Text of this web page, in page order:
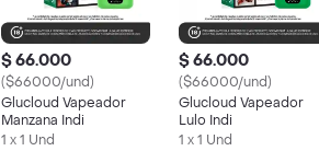
$ 66.000
($66000/und)
Glucloud Vapeador
Manzana Indi
1 x 1 Und
$ 66.000
($66000/und)
Glucloud Vapeador
Lulo Indi
1 x 1 Und